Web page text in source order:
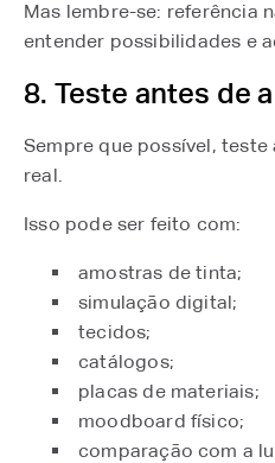
Mas lembre-se: referência
entender possibilidades e
8. Teste antes de
Sempre que possível,
real.
Isso pode ser feito com:
amostras de tinta;
simulação digital;
tecidos;
catálogos;
placas de materiais;
moodboard físico;
comparação com a